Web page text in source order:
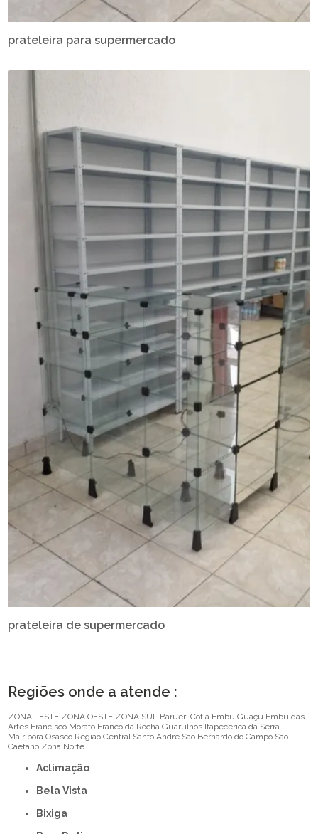
prateleira para supermercado
prateleira de supermercado
Regiões onde a atende :
ZONA LESTE ZONA OESTE ZONA SUL Barueri Cotia Embu Guaçu Embu das
Artes Francisco Morato Franco da Rocha Guarulhos Itapecerica da Serra
Mairiporã Osasco Região Central Santo André São Bernardo do Campo São
Caetano Zona Norte
Aclimação
Bela Vista
Bixiga